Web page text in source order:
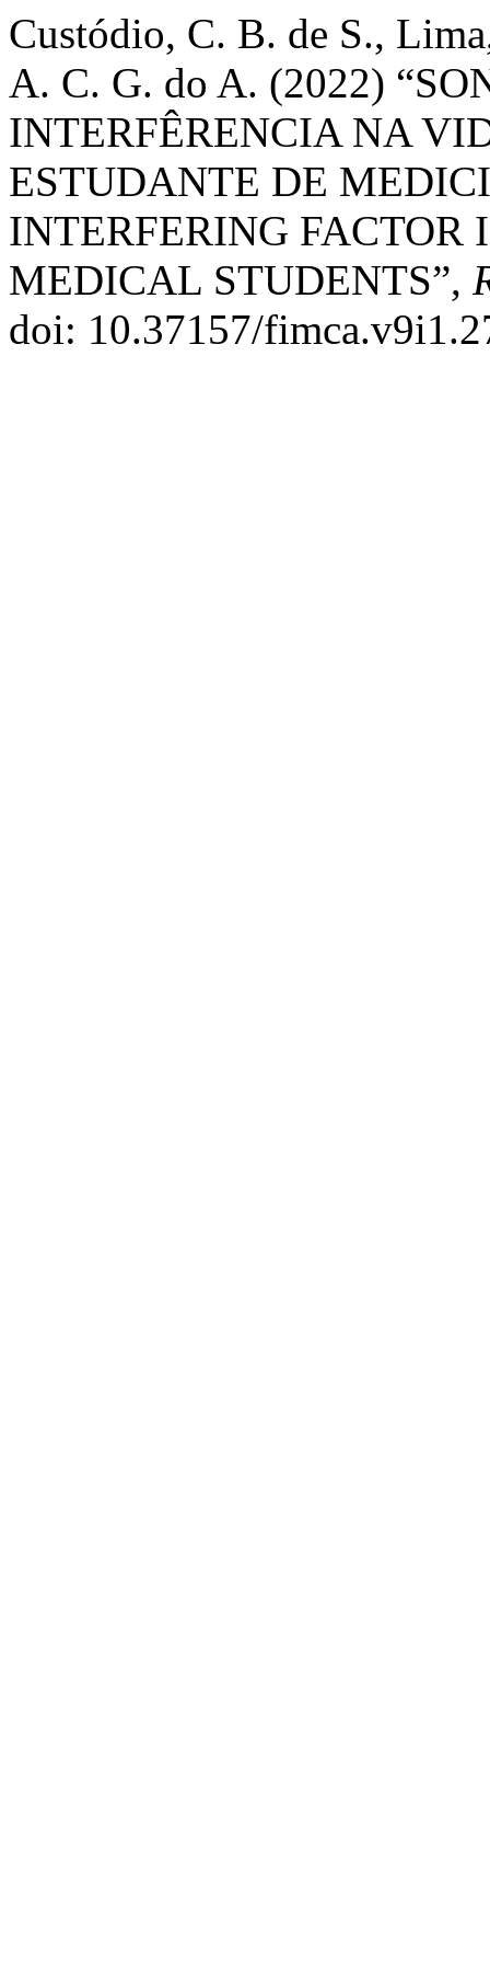
Custódio, C. B. de S.,
A. C. G. do A. (2022)
INTERFÊRENCIA NA
ESTUDANTE DE
INTERFERING
MEDICAL STUDENTS”,
doi: 10.37157/